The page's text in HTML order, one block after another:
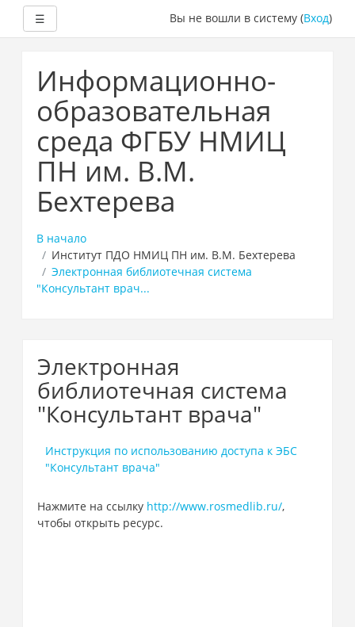
основному
содержанию
☰ Вы не вошли в систему (Вход)
Информационно-
образовательная
среда ФГБУ НМИЦ
ПН им. В.М.
Бехтерева
В начало
Институт ПДО НМИЦ ПН им. В.М. Бехтерева
Электронная библиотечная система
"Консультант врач...
Электронная
библиотечная система
"Консультант врача"
Инструкция по использованию доступа к ЭБС
"Консультант врача"
Нажмите на ссылку http://www.rosmedlib.ru/,
чтобы открыть ресурс.